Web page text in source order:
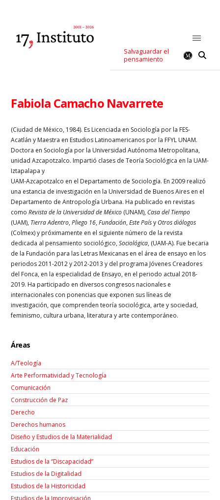
Salvaguardar el
pensamiento
Fabiola Camacho Navarrete
(Ciudad de México, 1984). Es Licenciada en Sociología por la FES-
Acatlán y Maestra en Estudios Latinoamericanos por la FFYL UNAM.
Doctora en Sociología por la Universidad Autónoma Metropolitana,
unidad Azcapotzalco. Impartió clases de Teoría Sociológica en la UAM-
Iztapalapa y
UAM-Azcapotzalco en el Departamento de Sociología. En 2009 realizó
una estancia de investigación en la Universidad de Buenos Aires en el
Departamento de Antropología Urbana. Ha publicado en revistas
comoRevista de la Universidad de México (UNAM), Casa del Tiempo
(UAM), Tierra Adentro,Pliego 16,Fundación,Este PaísyOtros diálogos
(Colmex) y próximamente en el siguiente número de la revista
dedicada al pensamiento sociológico,Sociológica, (UAM-A). Fue becaria
de la Fundación para las Letras Mexicanas en el área de ensayo en los
periodos 2011-2012 y 2012-2013 y del programa Jóvenes Creadores
del Fonca, en la especialidad de Ensayo, en el periodo actual 2018-
2019. Ha participado en diversos congresos nacionales e
internacionales con ponencias que exponen sus líneas de
investigación, que comprenden teoría sociológica, arte y sociedad,
feminismo, cultura urbana, literatura y arte contemporáneo.
Áreas
A/Teología
Arte Performatividad y Tecnología
Comunicación
Construcción de Paz
Derecho
Derechos humanos
Diseño y Estudios de la Materialidad
Educación
Estudios de la “Discapacidad”
Estudios de la Digitalidad
Estudios de la Historicidad
Estudios de la Improvisación